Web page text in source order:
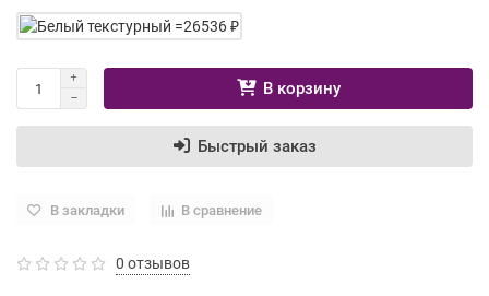
В корзину
Быстрый заказ
В закладки В сравнение
0 отзывов